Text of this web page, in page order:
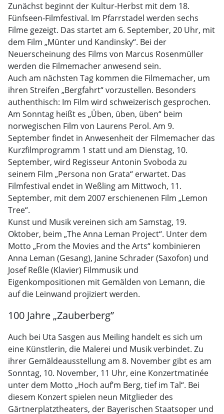
Zunächst beginnt der Kultur-Herbst mit dem 18.
Fünfseen-Filmfestival. Im Pfarrstadel werden sechs
Filme gezeigt. Das startet am 6. September, 20 Uhr, mit
dem Film „Münter und Kandinsky“. Bei der
Neuerscheinung des Films von Marcus Rosenmüller
werden die Filmemacher anwesend sein.
Auch am nächsten Tag kommen die Filmemacher, um
ihren Streifen „Bergfahrt“ vorzustellen. Besonders
authenthisch: Im Film wird schweizerisch gesprochen.
Am Sonntag heißt es „Üben, üben, üben“ beim
norwegischen Film von Laurens Perol. Am 9.
September findet in Anwesenheit der Filmemacher das
Kurzfilmprogramm 1 statt und am Dienstag, 10.
September, wird Regisseur Antonin Svoboda zu
seinem Film „Persona non Grata“ erwartet. Das
Filmfestival endet in Weßling am Mittwoch, 11.
September, mit dem 2007 erschienenen Film „Lemon
Tree“.
Kunst und Musik vereinen sich am Samstag, 19.
Oktober, beim „The Anna Leman Project“. Unter dem
Motto „From the Movies and the Arts“ kombinieren
Anna Leman (Gesang), Janine Schrader (Saxofon) und
Josef Reßle (Klavier) Filmmusik und
Eigenkompositionen mit Gemälden von Lemann, die
auf die Leinwand projiziert werden.
100 Jahre „Zauberberg”
Auch bei Uta Sasgen aus Meiling handelt es sich um
eine Künstlerin, die Malerei und Musik verbindet. Zu
ihrer Gemäldeausstellung am 8. November gibt es am
Sonntag, 10. November, 11 Uhr, eine Konzertmatinée
unter dem Motto „Hoch auf’m Berg, tief im Tal“. Bei
diesem Konzert spielen neun Mitglieder des
Gärtnerplatztheaters, der Bayerischen Staatsoper und